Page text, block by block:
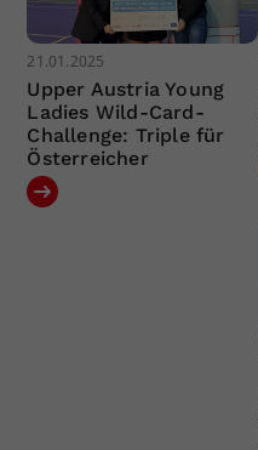
21.01.2025
Upper Austria Young
Ladies Wild-Card-
Challenge: Triple für
Österreicher